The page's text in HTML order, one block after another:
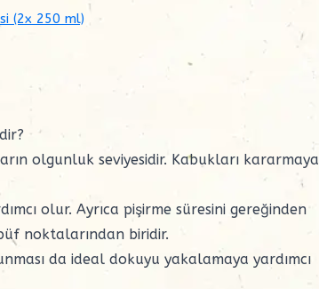
(2x 250 ml)
olgunluk seviyesidir. Kabukları kararmaya
olur. Ayrıca pişirme süresini gereğinden
noktalarından biridir.
da ideal dokuyu yakalamaya yardımcı